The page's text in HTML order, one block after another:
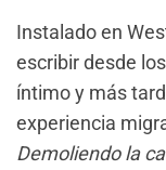
Instalado en
escribir desde
íntimo y más
experiencia
Demoliendo la